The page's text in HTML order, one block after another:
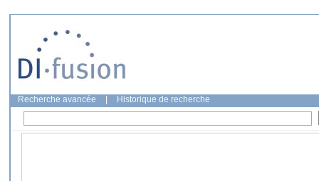
Recherche avancée Historique de recherche